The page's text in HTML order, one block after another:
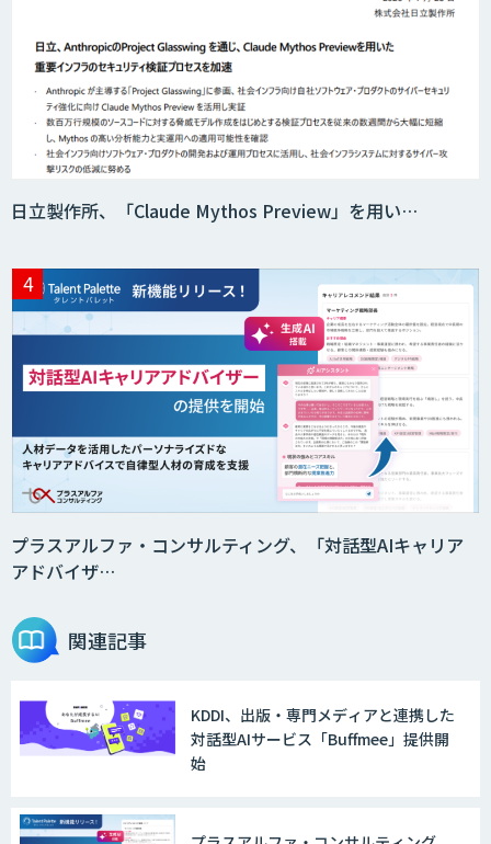
日立製作所、「Claude Mythos Preview」を用い…
プラスアルファ・コンサルティング、「対話型AIキャリア
アドバイザ…
関連記事
KDDI、出版・専門メディアと連携した
対話型AIサービス「Buffmee」提供開
始